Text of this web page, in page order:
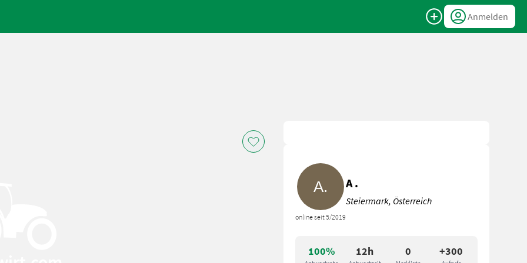
Anmelden
100% 12h 0 +300
online seit 5/2019
A .
Steiermark, Österreich